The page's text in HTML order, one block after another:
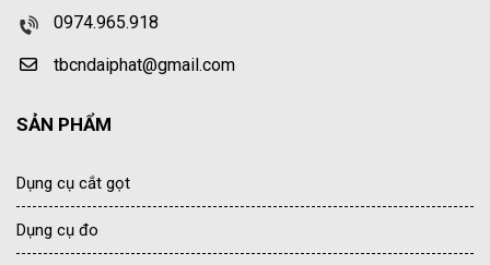
0974.965.918
tbcndaiphat@gmail.com
SẢN PHẨM
Dụng cụ cắt gọt
Dụng cụ đo